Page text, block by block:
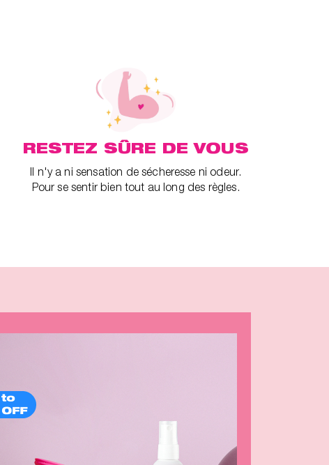
RESTEZ SÛRE DE VOUS
Il n'y a ni sensation de sécheresse ni odeur.
Pour se sentir bien tout au long des règles.